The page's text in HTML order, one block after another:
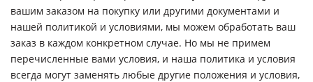
вашим заказом на покупку или другими документами и
нашей политикой и условиями, мы можем обработать ваш
заказ в каждом конкретном случае. Но мы не примем
перечисленные вами условия, и наша политика и условия
всегда могут заменять любые другие положения и условия,